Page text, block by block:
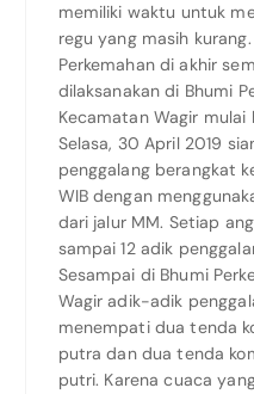
memiliki waktu untuk
regu yang masih kurang.
Perkemahan di akhir
dilaksanakan di Bhumi
Kecamatan Wagir
Selasa, 30 April 2019
penggalang berangkat
WIB dengan
dari jalur MM. Setiap
sampai 12 adik
Sesampai di Bhumi
Wagir adik-adik
menempati dua tenda
putra dan dua tenda
putri. Karena cuaca